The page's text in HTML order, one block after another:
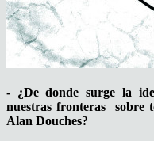
- ¿De donde surge la
nuestras fronteras sobre
Alan Douches?